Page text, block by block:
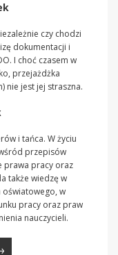
czy chodzi
dokumentacji i
I choć czasem w
przejażdżka
nie jest jej straszna.
i tańca. W życiu
przepisów
prawa pracy oraz
także wiedzę w
w
pracy oraz praw
nauczycieli.